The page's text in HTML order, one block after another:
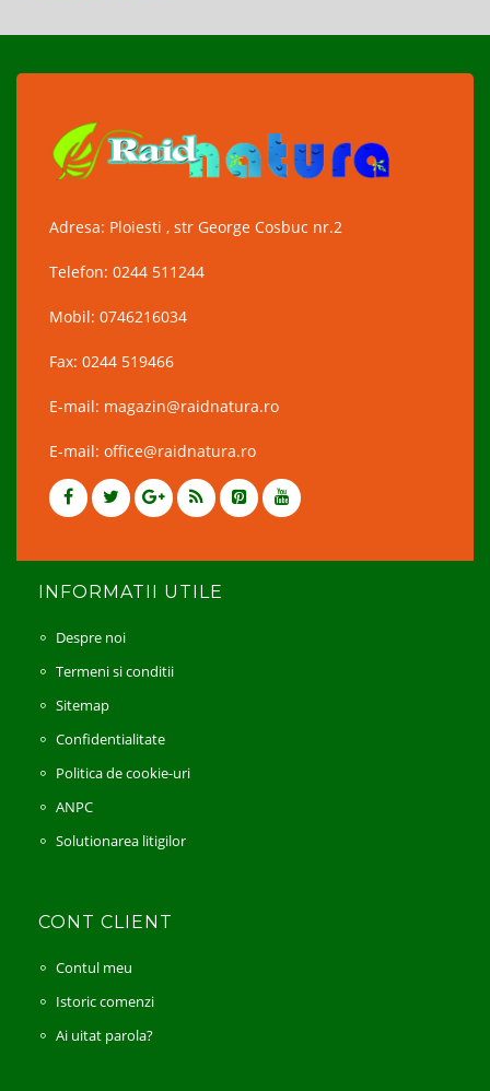
Adresa: Ploiesti , str George Cosbuc nr.2
Telefon: 0244 511244
Mobil: 0746216034
Fax: 0244 519466
E-mail: magazin@raidnatura.ro
E-mail: office@raidnatura.ro
INFORMATII UTILE
Despre noi
Termeni si conditii
Sitemap
Confidentialitate
Politica de cookie-uri
ANPC
Solutionarea litigilor
CONT CLIENT
Contul meu
Istoric comenzi
Ai uitat parola?